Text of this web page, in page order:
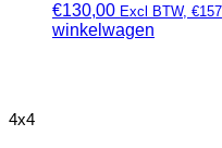
€130,00 Excl BTW, €
winkelwagen
4x4